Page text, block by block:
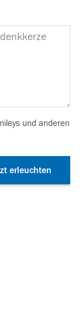
und anderen
erleuchten